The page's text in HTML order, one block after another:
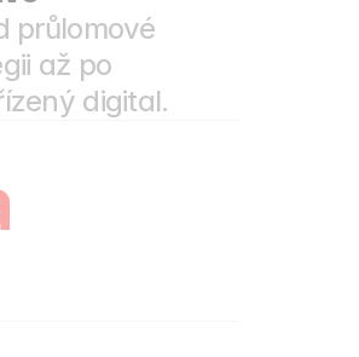
průlomové
až po
digital.